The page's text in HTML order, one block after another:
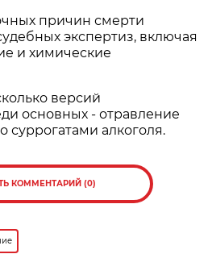
причин смерти
экспертиз, включая
и химические
версий
основных - отравление
суррогатами алкоголя.
КОММЕНТАРИЙ (0)